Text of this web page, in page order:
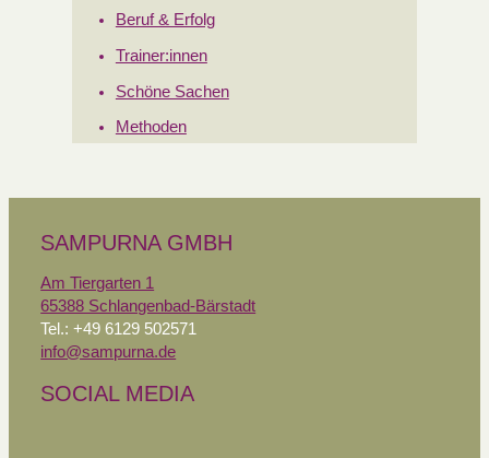
Beruf & Erfolg
Trainer:innen
Schöne Sachen
Methoden
SAMPURNA GMBH
Am Tiergarten 1
65388 Schlangenbad-Bärstadt
Tel.: +49 6129 502571
info@sampurna.de
SOCIAL MEDIA